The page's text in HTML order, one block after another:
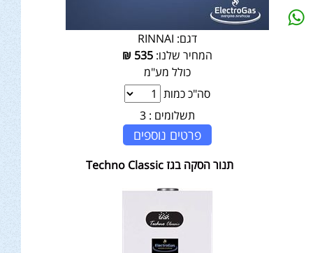
דגם: RINNAI
המחיר שלנו:535
₪
כולל מע"מ
סה"כ כמות
תשלומים : 3
פרטים נוספים
תנור הסקה בגז Techno Classic